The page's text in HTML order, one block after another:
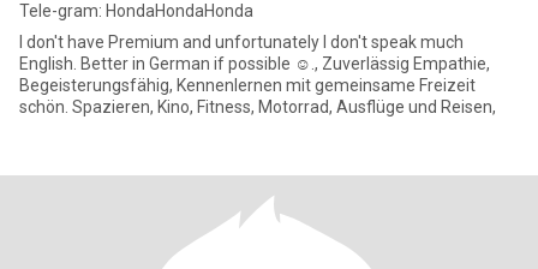
Tele-gram: HondaHondaHonda
I don't have Premium and unfortunately I don't speak much
English. Better in German if possible ☺️., Zuverlässig Empathie,
Begeisterungsfähig, Kennenlernen mit gemeinsame Freizeit
schön. Spazieren, Kino, Fitness, Motorrad, Ausflüge und Reisen,